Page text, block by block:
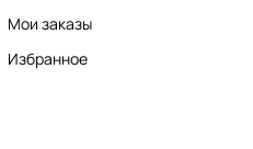
Мои заказы
Избранное